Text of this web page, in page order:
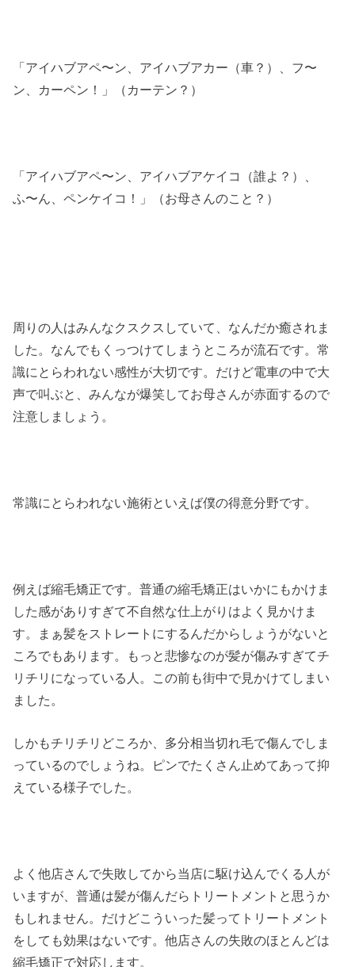
「アイハブアペ〜ン、アイハブアカー（車？）、フ〜
ン、カーペン！」（カーテン？）
「アイハブアペ〜ン、アイハブアケイコ（誰よ？）、
ふ〜ん、ペンケイコ！」（お母さんのこと？）
周りの人はみんなクスクスしていて、なんだか癒されま
した。なんでもくっつけてしまうところが流石です。常
識にとらわれない感性が大切です。だけど電車の中で大
声で叫ぶと、みんなが爆笑してお母さんが赤面するので
注意しましょう。
常識にとらわれない施術といえば僕の得意分野です。
例えば縮毛矯正です。普通の縮毛矯正はいかにもかけま
した感がありすぎて不自然な仕上がりはよく見かけま
す。まぁ髪をストレートにするんだからしょうがないと
ころでもあります。もっと悲惨なのが髪が傷みすぎてチ
リチリになっている人。この前も街中で見かけてしまい
ました。
しかもチリチリどころか、多分相当切れ毛で傷んでしま
っているのでしょうね。ピンでたくさん止めてあって抑
えている様子でした。
よく他店さんで失敗してから当店に駆け込んでくる人が
いますが、普通は髪が傷んだらトリートメントと思うか
もしれません。だけどこういった髪ってトリートメント
をしても効果はないです。他店さんの失敗のほとんどは
縮毛矯正で対応します。